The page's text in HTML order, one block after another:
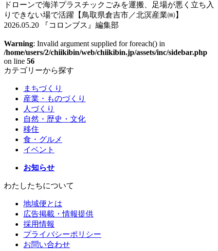
ドローンで海洋プラスチックごみを運搬、足場が悪く立ち入
りできない場で活躍【鳥取県倉吉市／北溟産業㈱】
2026.05.20 『コロンブス』編集部
Warning: Invalid argument supplied for foreach() in
/home/users/2/chiikibin/web/chiikibin.jp/assets/inc/sidebar.php
on line 56
カテゴリーから探す
まちづくり
産業・ものづくり
人づくり
自然・歴史・文化
移住
食・グルメ
イベント
お知らせ
わたしたちについて
地域便とは
広告掲載・情報提供
採用情報
プライバシーポリシー
お問い合わせ